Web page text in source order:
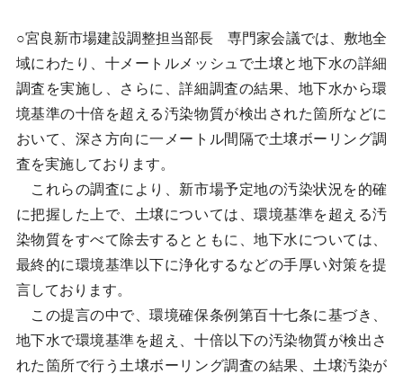
○宮良新市場建設調整担当部長 専門家会議では、敷地全
域にわたり、十メートルメッシュで土壌と地下水の詳細
調査を実施し、さらに、詳細調査の結果、地下水から環
境基準の十倍を超える汚染物質が検出された箇所などに
おいて、深さ方向に一メートル間隔で土壌ボーリング調
査を実施しております。
これらの調査により、新市場予定地の汚染状況を的確
に把握した上で、土壌については、環境基準を超える汚
染物質をすべて除去するとともに、地下水については、
最終的に環境基準以下に浄化するなどの手厚い対策を提
言しております。
この提言の中で、環境確保条例第百十七条に基づき、
地下水で環境基準を超え、十倍以下の汚染物質が検出さ
れた箇所で行う土壌ボーリング調査の結果、土壌汚染が